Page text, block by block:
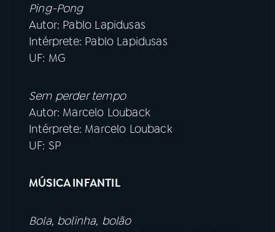
Ping-Pong
Autor: Pablo Lapidusas
Intérprete: Pablo Lapidusas
UF: MG
Sem perder tempo
Autor: Marcelo Louback
Intérprete: Marcelo Louback
UF: SP
MÚSICA INFANTIL
Bola, bolinha, bolão